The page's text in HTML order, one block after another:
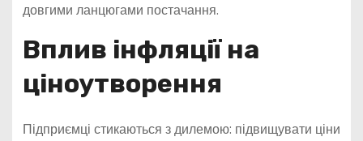
довгими ланцюгами постачання.
Вплив інфляції на
ціноутворення
Підприємці стикаються з дилемою: підвищувати ціни